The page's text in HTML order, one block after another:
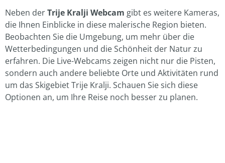
Neben derTrije Kralji Webcam gibt es weitere Kameras,
die Ihnen Einblicke in diese malerische Region bieten.
Beobachten Sie die Umgebung, um mehr über die
Wetterbedingungen und die Schönheit der Natur zu
erfahren. Die Live-Webcams zeigen nicht nur die Pisten,
sondern auch andere beliebte Orte und Aktivitäten rund
um das Skigebiet Trije Kralji. Schauen Sie sich diese
Optionen an, um Ihre Reise noch besser zu planen.